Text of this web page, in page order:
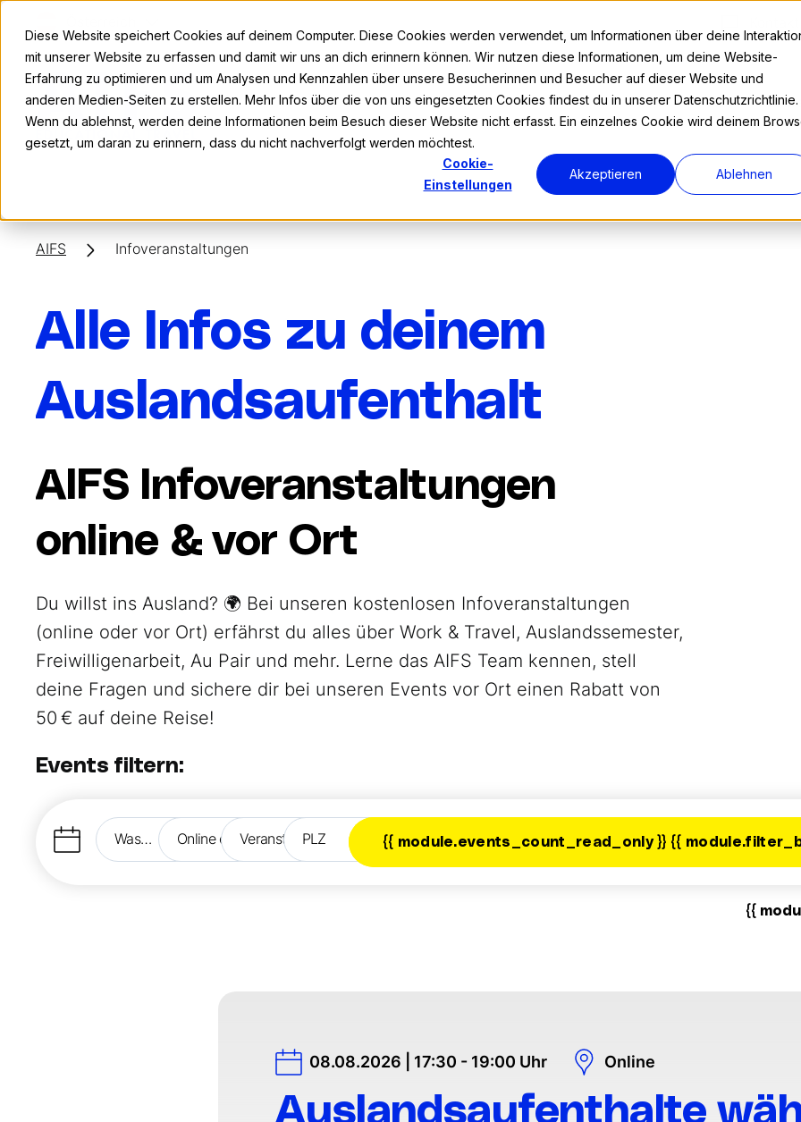
Diese Website speichert Cookies auf deinem Computer. Diese Cookies werden verwendet, um Informationen über deine
mit unserer Website zu erfassen und damit wir uns an dich erinnern können. Wir nutzen diese Informationen, um deine Website-
Erfahrung zu optimieren und um Analysen und Kennzahlen über unsere Besucherinnen und Besucher auf dieser Website und
anderen Medien-Seiten zu erstellen. Mehr Infos über die von uns eingesetzten Cookies findest du in unserer Datenschutzrichtlinie.
Wenn du ablehnst, werden deine Informationen beim Besuch dieser Website nicht erfasst. Ein einzelnes Cookie wird deinem
gesetzt, um daran zu erinnern, dass du nicht nachverfolgt werden möchtest.
Cookie-
Einstellungen
Akzeptieren Ablehnen
AIFS Infoveranstaltungen
Alle Infos zu deinem
Auslandsaufenthalt
AIFS Infoveranstaltungen
online & vor Ort
Du willst ins Ausland? 🌍 Bei unseren kostenlosen Infoveranstaltungen
(online oder vor Ort) erfährst du alles über Work & Travel, Auslandssemester,
Freiwilligenarbeit, Au Pair und mehr. Lerne das AIFS Team kennen, stell
deine Fragen und sichere dir bei unseren Events vor Ort einen Rabatt von
50 € auf deine Reise!
Events filtern:
Was
interessiert
Online oder
vor Ort?
Veranstaltungsland
PLZ {{ module.events_count_read_only }} {{
{{
08.08.2026 | 17:30 - 19:00 Uhr Online
Auslandsaufenthalte